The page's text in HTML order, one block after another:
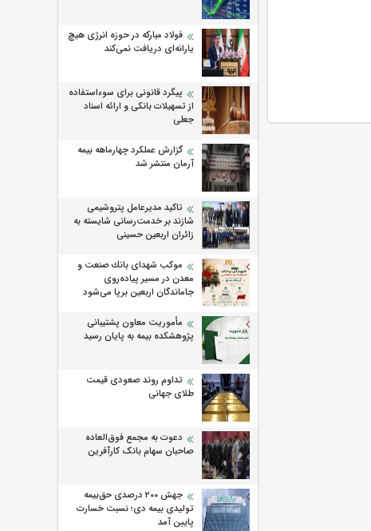
فولاد مبارکه در حوزه انرژی هیچ
یارانه‌ای دریافت نمی‌کند
پیگرد قانونی برای سوءاستفاده
از تسهیلات بانکی و ارائه اسناد
جعلی
گزارش عملکرد چهارماهه بیمه
آرمان منتشر شد
تاکید مدیرعامل پتروشیمی
شازند بر خدمت‌رسانی شایسته به
زائران اربعین حسینی
موكب شهدای بانك صنعت و
معدن در مسیر پیاده‌روی
جاماندگان اربعین برپا می‌شود
مأموریت معاون پشتیبانی
پژوهشكده بیمه به پایان رسید
تداوم روند صعودی قیمت
طلای جهانی
دعوت به مجمع فوق‌العاده
صاحبان سهام بانک کارآفرین
جهش ۲۰۰ درصدی حق‌بیمه
تولیدی بیمه دی؛ نسبت خسارت
پایین آمد